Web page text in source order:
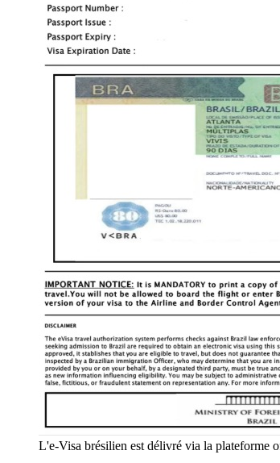
L'e-Visa brésilien est délivré via la plateforme